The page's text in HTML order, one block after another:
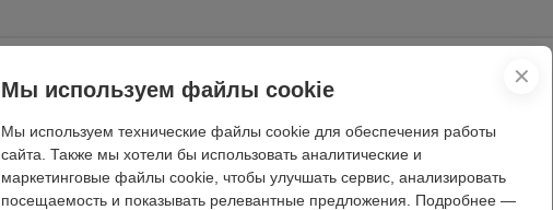
✕
Мы используем файлы cookie
Мы используем технические файлы cookie для обеспечения работы
сайта. Также мы хотели бы использовать аналитические и
маркетинговые файлы cookie, чтобы улучшать сервис, анализировать
посещаемость и показывать релевантные предложения. Подробнее —